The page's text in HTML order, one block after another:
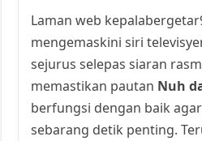
Laman web
mengemaskini siri
sejurus selepas siaran
memastikan pautan Nuh
berfungsi dengan baik
sebarang detik penting.